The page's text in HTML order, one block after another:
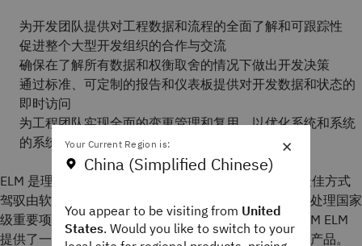
为开发团队提供对工程数据和流程的全面了解和可跟踪性
促进整个大型开发组织的合作与交流
确保在了解所有数据和权衡取舍的情况下做出开发决策
通过标准、可定制的报告和仪表板提供对开发数据和状态的
即时访问
为工程团队实现全面的变更管理和复用，以优化系统和系统
的系统开发流程
ELM 是理想的管理解决方案，可帮助您的工程团队以最佳方式
驾驭由软件密集型功能驱动的日益复杂的产品设计。在处理国家
级重要项目时，您将面临比以往更多的监督和监管。IBM ELM
提供了一个环境，使管理合规性成为开发过程的自然副产品。
×
Your Current Region is:
China (Simplified Chinese)
You appear to be visiting from United
States. Would you like to switch to your